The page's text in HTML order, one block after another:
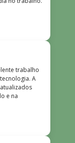
trabalho
A
e na